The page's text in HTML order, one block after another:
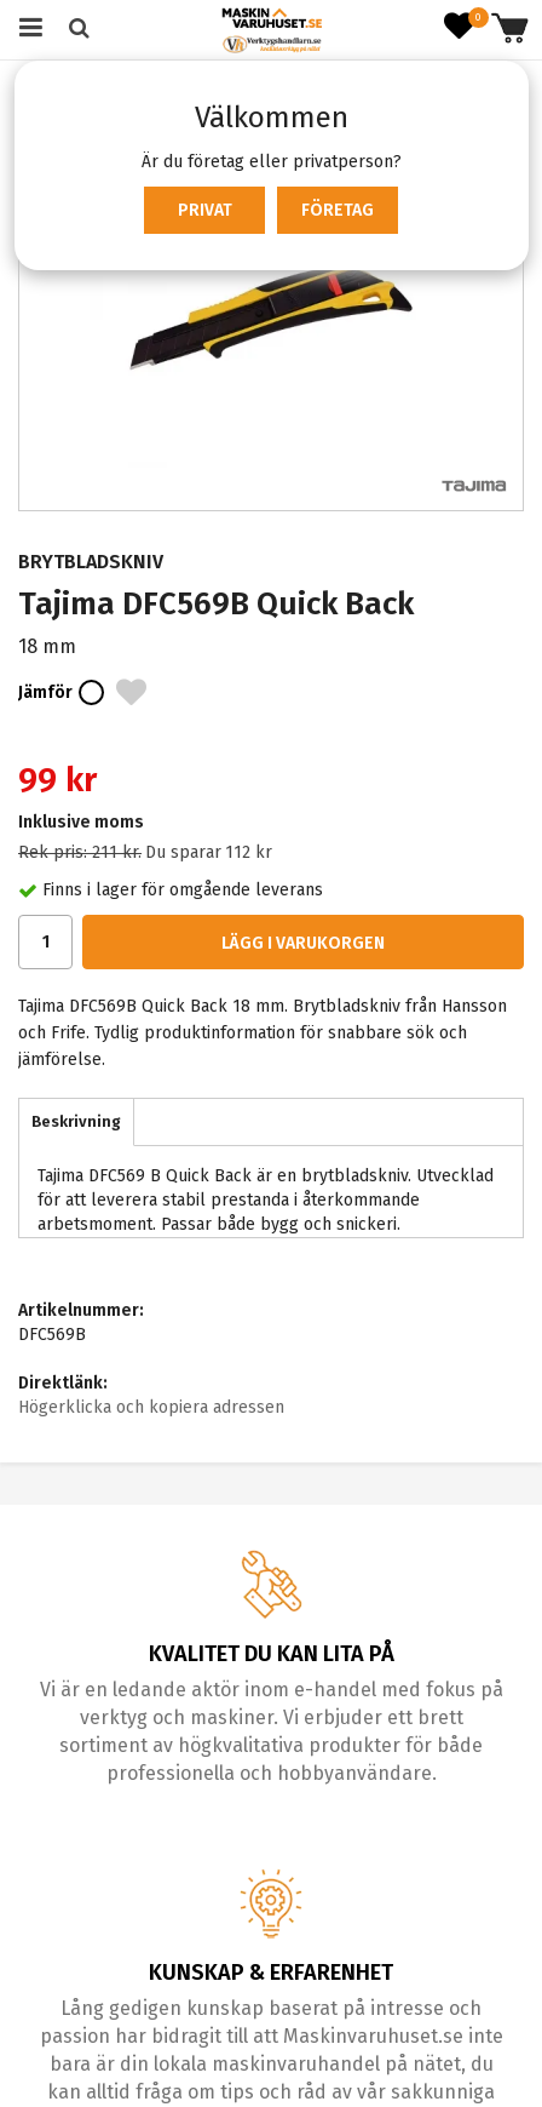
0
Välkommen
Är du företag eller privatperson?
PRIVAT FÖRETAG
SOMMAR REA
BRYTBLADSKNIV
Tajima DFC569B Quick Back
18 mm
Jämför
99 kr
Inklusive moms
Rek pris:211 kr. Du sparar 112 kr
Finns i lager för omgående leverans
LÄGG I VARUKORGEN
Tajima DFC569B Quick Back 18 mm. Brytbladskniv från Hansson
och Frife. Tydlig produktinformation för snabbare sök och
jämförelse.
Beskrivning
Tajima DFC569 B Quick Back är en brytbladskniv. Utvecklad
för att leverera stabil prestanda i återkommande
arbetsmoment. Passar både bygg och snickeri.
Artikelnummer:
DFC569B
Direktlänk:
Högerklicka och kopiera adressen
KVALITET DU KAN LITA PÅ
Vi är en ledande aktör inom e-handel med fokus på
verktyg och maskiner. Vi erbjuder ett brett
sortiment av högkvalitativa produkter för både
professionella och hobbyanvändare.
KUNSKAP & ERFARENHET
Lång gedigen kunskap baserat på intresse och
passion har bidragit till att Maskinvaruhuset.se inte
bara är din lokala maskinvaruhandel på nätet, du
kan alltid fråga om tips och råd av vår sakkunniga